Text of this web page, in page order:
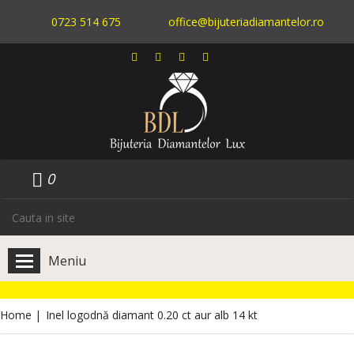
0723 514 675 office@bijuteriadiamantelor.ro
0
Meniu
Home | Inel logodnă diamant 0.20 ct aur alb 14 kt